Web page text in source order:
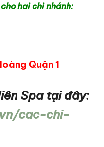
hai chi nhánh:
Quận 1
Spa tại đây:
cac-chi-